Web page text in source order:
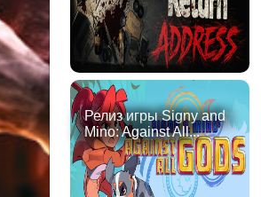
Релиз игры Signy and
Mino: Against All...